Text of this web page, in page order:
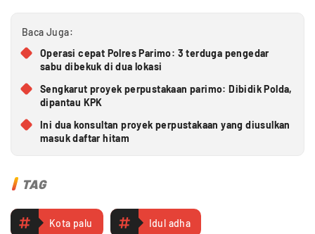
Baca Juga:
Operasi cepat Polres Parimo: 3 terduga pengedar
sabu dibekuk di dua lokasi
Sengkarut proyek perpustakaan parimo: Dibidik Polda,
dipantau KPK
Ini dua konsultan proyek perpustakaan yang diusulkan
masuk daftar hitam
TAG
Kota palu Idul adha